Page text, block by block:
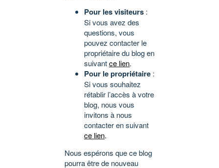
Pour les visiteurs :
Si vous avez des
questions, vous
pouvez contacter le
propriétaire du blog en
suivantce lien.
Pour le propriétaire :
Si vous souhaitez
rétablir l’accès à votre
blog, nous vous
invitons à nous
contacter en suivant
ce lien.
Nous espérons que ce blog
pourra être de nouveau